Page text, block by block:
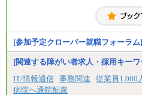
お伝えします。
[参加予定クローバー就職フォーラム]
[関連する障がい者求人・採用キー
IT/情報通信 事務関連 従業員1,000
病院へ通院配慮